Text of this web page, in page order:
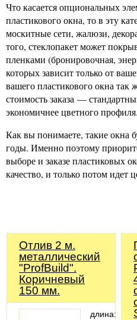
Что касается опциональных
пластикового окна, то в эту
москитные сети, жалюзи,
того, стеклопакет может
пленками (бронировочная,
которых зависит только от
вашего пластикового окна так
стоимость заказа —
экономичнее цветного профиля.
Как вы понимаете, такие окна
годы. Именно поэтому
выборе и заказе пластиковых
качество, и только потом идет
Отлив 2 м.
металлический
"ProfBuild".
Коричневый
150 мм.
длина: